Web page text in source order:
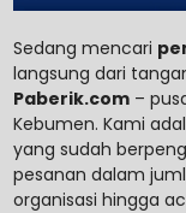
Sedang mencari
langsung dari
Paberik.com –
Kebumen. Kami
yang sudah
pesanan dalam
organisasi hingga